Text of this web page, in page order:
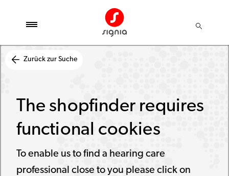
Zurück zur Suche
The shopfinder requires
functional cookies
To enable us to find a hearing care
professional close to you please click on